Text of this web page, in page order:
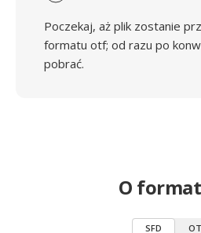
Poczekaj, aż plik zostanie
formatu otf; od razu po
pobrać.
O
SFD